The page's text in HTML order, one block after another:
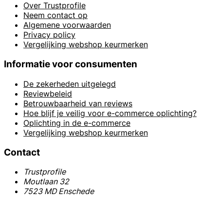
Over Trustprofile
Neem contact op
Algemene voorwaarden
Privacy policy
Vergelijking webshop keurmerken
Informatie voor consumenten
De zekerheden uitgelegd
Reviewbeleid
Betrouwbaarheid van reviews
Hoe blijf je veilig voor e-commerce oplichting?
Oplichting in de e-commerce
Vergelijking webshop keurmerken
Contact
Trustprofile
Moutlaan 32
7523 MD Enschede